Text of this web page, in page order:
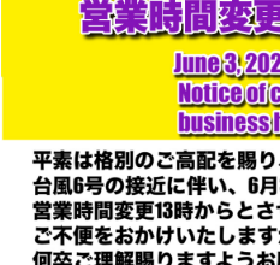
スノーTOP
スケートTOP
CONTENTS